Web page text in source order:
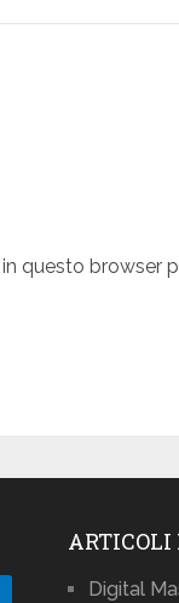
questo browser
ARTICOLI
Digital